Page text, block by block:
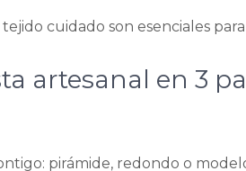
cuidado son esenciales
artesanal en 3
pirámide, redondo o